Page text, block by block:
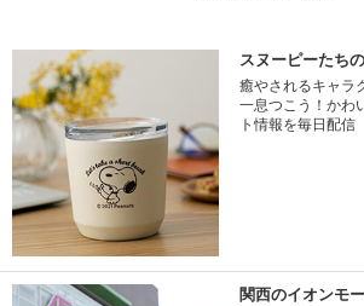
スヌーピーたち
癒やされるキャラ
一息つこう！かわ
ト情報を毎日配信
関西のイオンモ